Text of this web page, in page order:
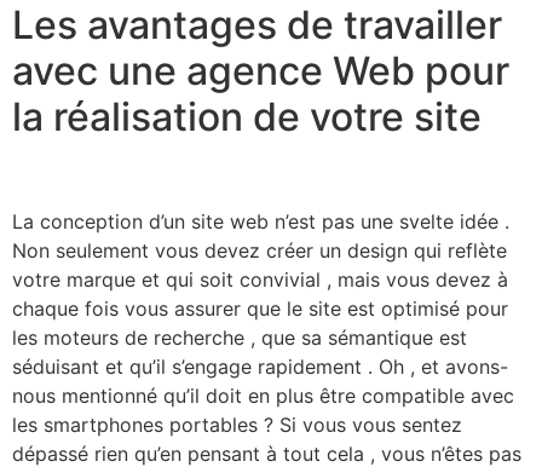
Les avantages de travailler
avec une agence Web pour
la réalisation de votre site
La conception d’un site web n’est pas une svelte idée .
Non seulement vous devez créer un design qui reflète
votre marque et qui soit convivial , mais vous devez à
chaque fois vous assurer que le site est optimisé pour
les moteurs de recherche , que sa sémantique est
séduisant et qu’il s’engage rapidement . Oh , et avons-
nous mentionné qu’il doit en plus être compatible avec
les smartphones portables ? Si vous vous sentez
dépassé rien qu’en pensant à tout cela , vous n’êtes pas